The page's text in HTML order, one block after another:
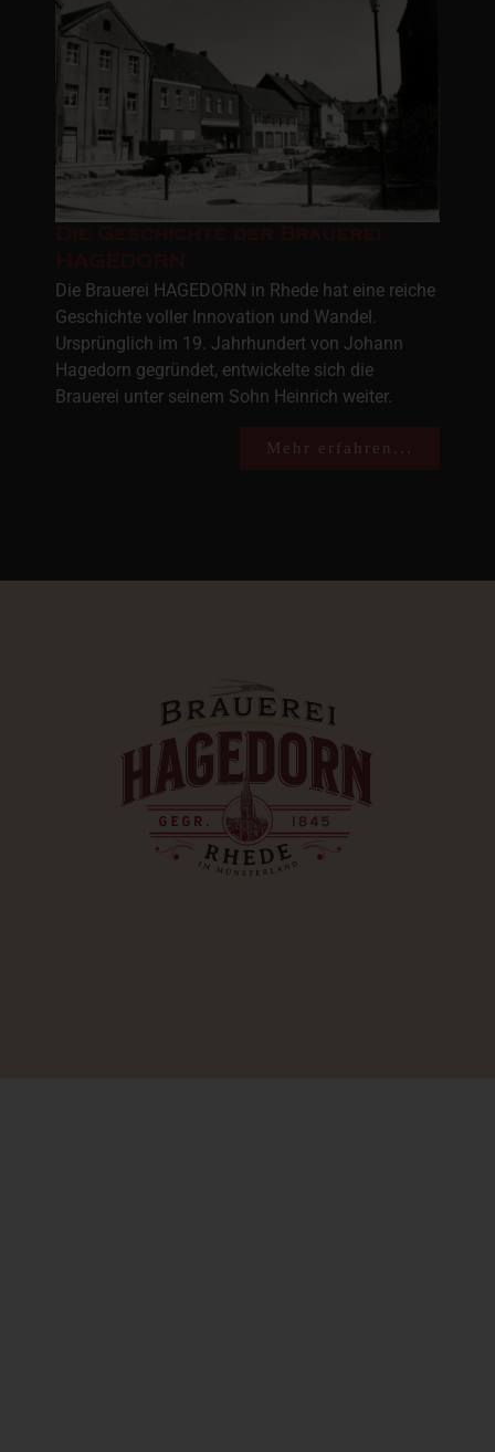
Die Brauerei HAGEDORN in Rhede hat eine reiche
Geschichte voller Innovation und Wandel.
Ursprünglich im 19. Jahrhundert von Johann
Hagedorn gegründet, entwickelte sich die
Brauerei unter seinem Sohn Heinrich weiter.
Mehr erfahren...